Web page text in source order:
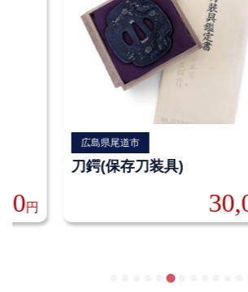
円
広島県尾道市
刀鍔(保存刀装具)